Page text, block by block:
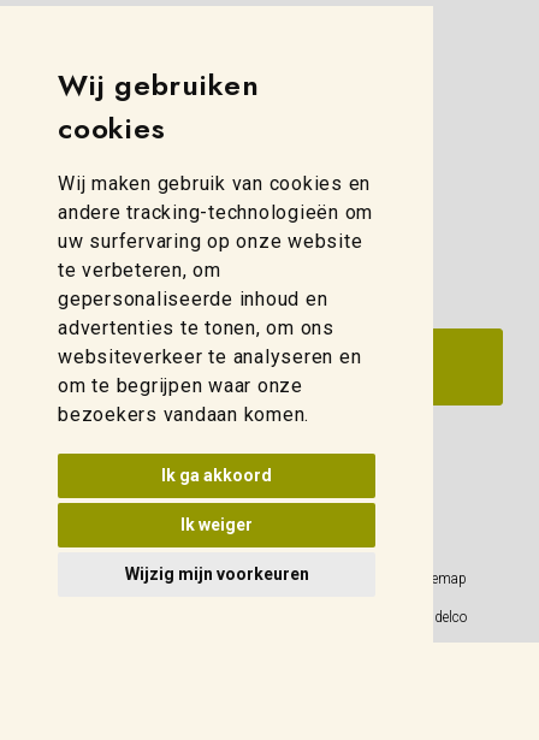
Wij gebruiken
cookies
Wij maken gebruik van cookies en
andere tracking-technologieën om
uw surfervaring op onze website
te verbeteren, om
gepersonaliseerde inhoud en
advertenties te tonen, om ons
websiteverkeer te analyseren en
om te begrijpen waar onze
bezoekers vandaan komen.
Ik ga akkoord
Ik weiger
Wijzig mijn voorkeuren
Simon Stevinweg 8
8013 NB Zwolle
zwolle@weidelco.nl
Update cookies voorkeuren
Privacy Policy Sitemap
© 2026 Weidelco